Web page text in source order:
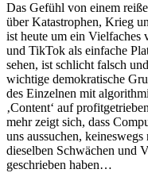
Das Gefühl von einem
über Katastrophen, Krieg
ist heute um ein Vielfaches
und TikTok als einfache
sehen, ist schlicht falsch
wichtige demokratische
des Einzelnen mit
‚Content‘ auf
mehr zeigt sich, dass
uns aussuchen,
dieselben Schwächen und
geschrieben haben…